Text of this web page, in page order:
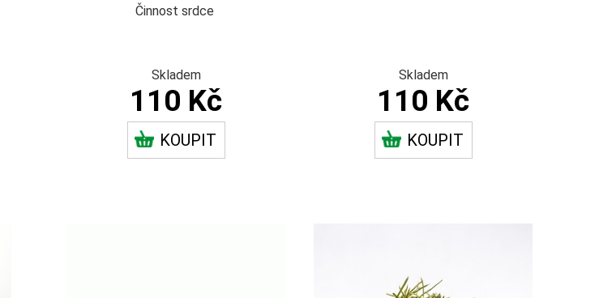
Činnost srdce
Skladem
110 Kč
KOUPIT
Skladem
110 Kč
KOUPIT